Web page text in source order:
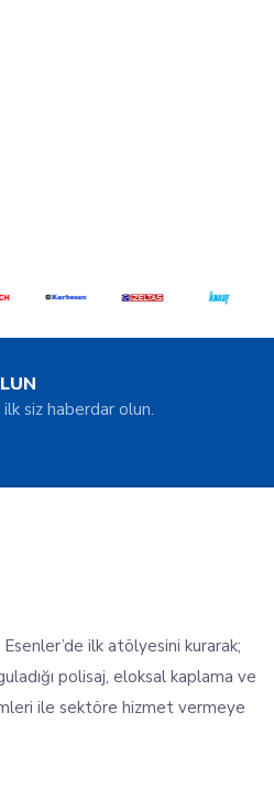
siz haberdar olun.
ilk atölyesini kurarak;
polisaj, eloksal kaplama ve
ile sektöre hizmet vermeye